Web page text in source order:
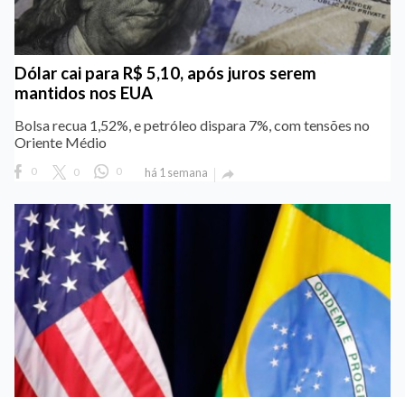
Dólar cai para R$ 5,10, após juros serem
mantidos nos EUA
Bolsa recua 1,52%, e petróleo dispara 7%, com tensões no
Oriente Médio
0 0 0 há 1 semana 